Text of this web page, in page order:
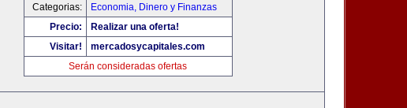
Categorias:
Economia, Dinero y Finanzas
Precio:
Realizar una oferta!
Visitar!
mercadosycapitales.com
Serán consideradas ofertas